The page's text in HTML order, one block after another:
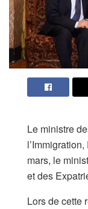
Le ministre
mars, le
et des
Lors de cette